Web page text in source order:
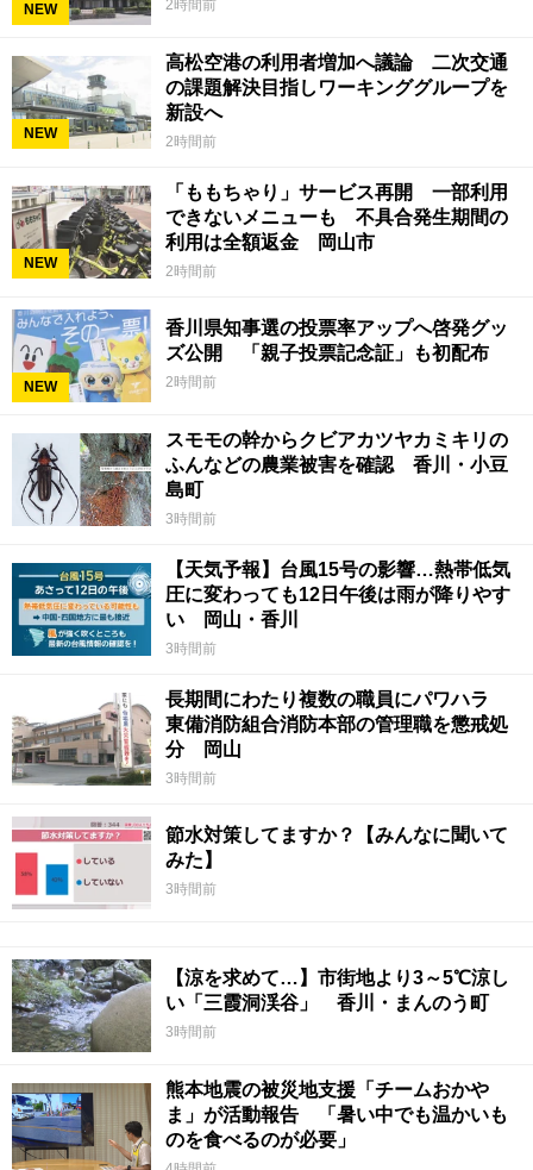
NEW 2時間前
NEW
高松空港の利用者増加へ議論 二次交通
の課題解決目指しワーキンググループを
新設へ
2時間前
NEW
「ももちゃり」サービス再開 一部利用
できないメニューも 不具合発生期間の
利用は全額返金 岡山市
2時間前
NEW
香川県知事選の投票率アップへ啓発グッ
ズ公開 「親子投票記念証」も初配布
2時間前
スモモの幹からクビアカツヤカミキリの
ふんなどの農業被害を確認 香川・小豆
島町
3時間前
【天気予報】台風15号の影響…熱帯低気
圧に変わっても12日午後は雨が降りやす
い 岡山・香川
3時間前
長期間にわたり複数の職員にパワハラ
東備消防組合消防本部の管理職を懲戒処
分 岡山
3時間前
節水対策してますか？【みんなに聞いて
みた】
3時間前
【涼を求めて…】市街地より3～5℃涼し
い「三霞洞渓谷」 香川・まんのう町
3時間前
熊本地震の被災地支援「チームおかや
ま」が活動報告 「暑い中でも温かいも
のを食べるのが必要」